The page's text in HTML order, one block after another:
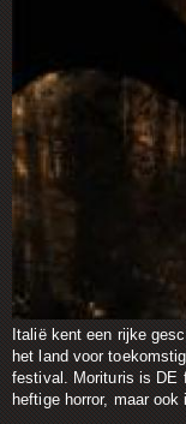
Italië kent een rijke
het land voor
festival. Morituris is DE
heftige horror, maar